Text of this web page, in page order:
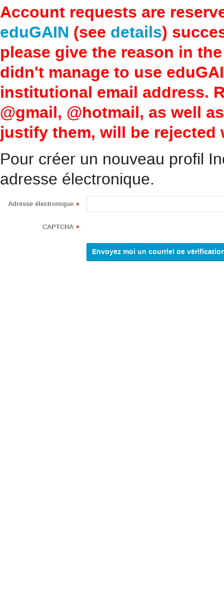
Account requests are
eduGAIN (see details)
please give the reason in
didn't manage to use
institutional email address.
@gmail, @hotmail, as well
justify them, will be
Pour créer un nouveau profil
adresse électronique.
Adresse électronique *
CAPTCHA *